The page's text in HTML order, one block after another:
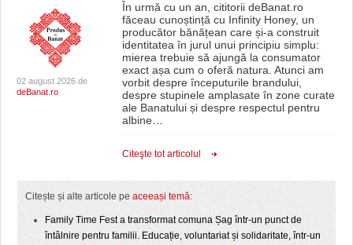
02 august 2026 de
deBanat.ro
În urmă cu un an, cititorii deBanat.ro
făceau cunoștință cu Infinity Honey, un
producător bănățean care și-a construit
identitatea în jurul unui principiu simplu:
mierea trebuie să ajungă la consumator
exact așa cum o oferă natura. Atunci am
vorbit despre începuturile brandului,
despre stupinele amplasate în zone curate
ale Banatului și despre respectul pentru
albine…
Citeşte tot articolul
Citește și alte articole pe aceeași temă:
Family Time Fest a transformat comuna Șag într-un punct de
întâlnire pentru familii. Educație, voluntariat și solidaritate, într-un